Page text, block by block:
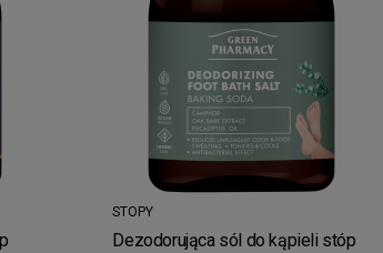
STOPY
Dezodorująca sól do kąpieli stóp